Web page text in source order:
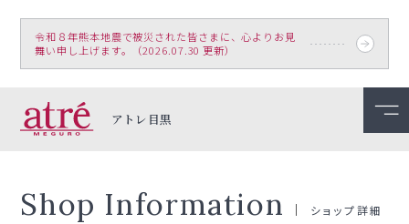
令和８年熊本地震で被災された皆さまに、心よりお見
舞い申し上げます。（2026.07.30 更新）
アトレ目黒
Shop Information ショップ詳細